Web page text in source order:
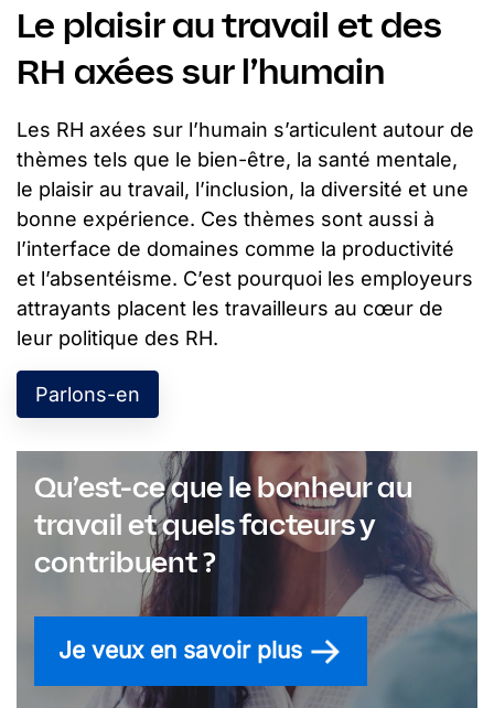
Le plaisir au travail et des
RH axées sur l’humain
Les RH axées sur l’humain s’articulent autour de
thèmes tels que le bien-être, la santé mentale,
le plaisir au travail, l’inclusion, la diversité et une
bonne expérience. Ces thèmes sont aussi à
l’interface de domaines comme la productivité
et l’absentéisme. C’est pourquoi les employeurs
attrayants placent les travailleurs au cœur de
leur politique des RH.
Parlons-en
Qu’est-ce que le bonheur au
travail et quels facteurs y
contribuent ?
Je veux en savoir plus